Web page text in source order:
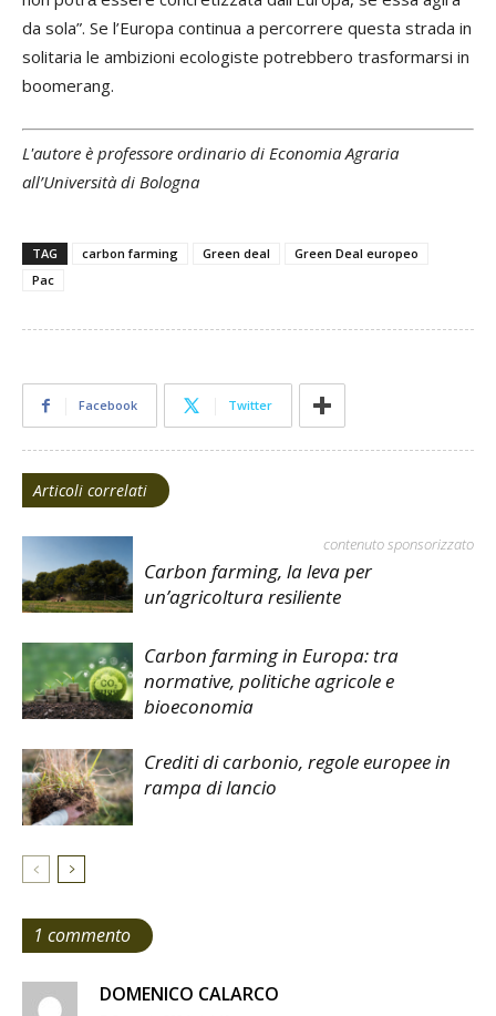
da sola”. Se l’Europa continua a percorrere questa strada in
solitaria le ambizioni ecologiste potrebbero trasformarsi in
boomerang.
L'autore è professore ordinario di Economia Agraria
all’Università di Bologna
TAG carbon farming Green deal
Green Deal europeo
Pac
Facebook Twitter
Articoli correlati
contenuto sponsorizzato
Carbon farming, la leva per
un’agricoltura resiliente
Carbon farming in Europa: tra
normative, politiche agricole e
bioeconomia
Crediti di carbonio, regole europee in
rampa di lancio
1 commento
DOMENICO CALARCO